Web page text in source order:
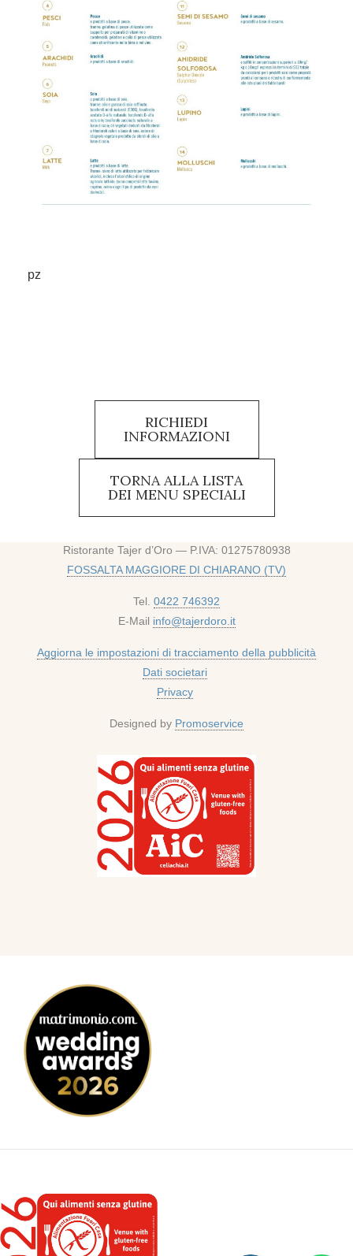
pz
RICHIEDI
INFORMAZIONI
TORNA ALLA LISTA
DEI MENU SPECIALI
Ristorante Tajer d’Oro — P.IVA: 01275780938
FOSSALTA MAGGIORE DI CHIARANO (TV)
Tel. 0422 746392
E-Mail info@tajerdoro.it
Aggiorna le impostazioni di tracciamento della pubblicità
Dati societari
Privacy
Designed by Promoservice